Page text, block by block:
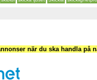
när du ska handla på